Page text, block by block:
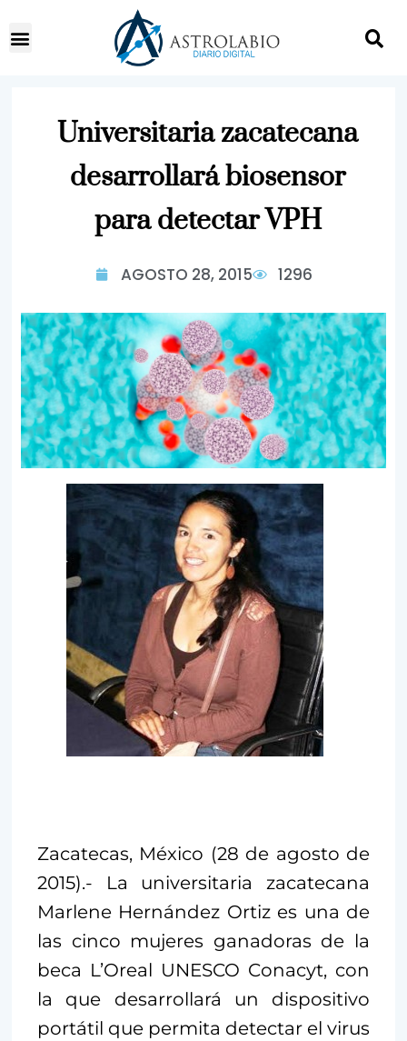
Universitaria zacatecana
desarrollará biosensor
para detectar VPH
AGOSTO 28, 2015 1296
Zacatecas, México (28 de agosto de
2015).- La universitaria zacatecana
Marlene Hernández Ortiz es una de
las cinco mujeres ganadoras de la
beca L’Oreal UNESCO Conacyt, con
la que desarrollará un dispositivo
portátil que permita detectar el virus